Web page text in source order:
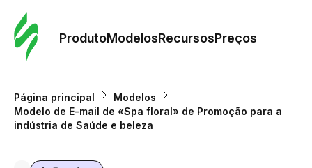
ProdutoModelosRecursosPreços
Página principal
Modelos
Modelo de E-mail de «Spa floral» de Promoção para a
indústria de Saúde e beleza